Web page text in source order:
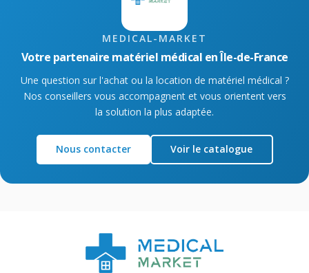
MEDICAL-MARKET
Votre partenaire matériel médical en Île-de-France
Une question sur l'achat ou la location de matériel médical ?
Nos conseillers vous accompagnent et vous orientent vers
la solution la plus adaptée.
Nous contacter Voir le catalogue